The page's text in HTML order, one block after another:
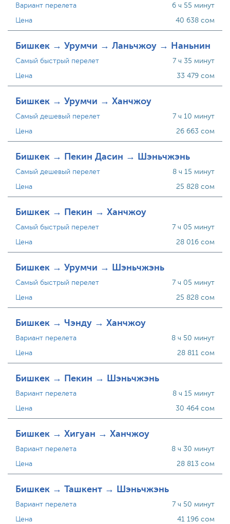
Вариант перелета
Цена
6 ч 55 минут
40 638 сом
Бишкек → Урумчи → Ланьчжоу → Наньнин
Самый быстрый перелет
Цена
7 ч 35 минут
33 479 сом
Бишкек → Урумчи → Ханчжоу
Самый дешевый перелет
Цена
7 ч 10 минут
26 663 сом
Бишкек → Пекин Дасин → Шэньчжэнь
Самый дешевый перелет
Цена
8 ч 15 минут
25 828 сом
Бишкек → Пекин → Ханчжоу
Самый быстрый перелет
Цена
7 ч 05 минут
28 016 сом
Бишкек → Урумчи → Шэньчжэнь
Самый быстрый перелет
Цена
7 ч 05 минут
25 828 сом
Бишкек → Чэнду → Ханчжоу
Вариант перелета
Цена
8 ч 50 минут
28 811 сом
Бишкек → Пекин → Шэньчжэнь
Вариант перелета
Цена
8 ч 15 минут
30 464 сом
Бишкек → Хигуан → Ханчжоу
Вариант перелета
Цена
8 ч 30 минут
28 813 сом
Бишкек → Ташкент → Шэньчжэнь
Вариант перелета
Цена
7 ч 50 минут
41 196 сом